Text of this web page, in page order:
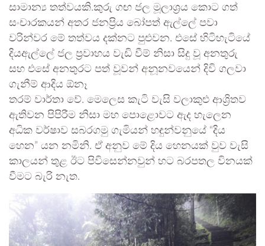
සාමාන්‍ය තත්වයකි.කුරු ගඟ ජල මූලාශ්‍රය කොට ගත්
සංචාරකයන් අතර ජනප්‍රිය බෝපත් ඇල්ලේ පවා
වරින්වර මේ තත්වය දක්නට පුළුවන. එසේ හිටිහැටියේ
දියඇල්ලේ ජල ප්‍රවාහය වැඩි වීම් නිසා සිදු වූ අනතුරු
සහ එසේ අනතුරට පත් වූවන් අනූනවයෙන් දිවි ගලවා
ගැනීම් ආදිය ඕනෑ
තරම් වාර්තා වේ. මෙලෙස කැටි වැසි වලාකුළු ආශ්‍රිතව
ඇතිවන පිපිරීම නිසා මහ පොළොවට ඇද හැලෙන
අධික වර්ෂාව සබරගමු ගැමියන් හඳුන්වනුයේ “දිය
හෙන” යන නමිනි. ඒ අනුව මේ දිය හෙනයක් වුව වැසි
කාලයන් තුළ ඊට පිවිසෙන්නවුන් හට බරපතල විනයක්
වීමට බැරි නැත.